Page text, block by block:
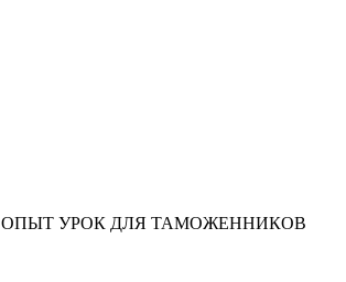
ОПЫТ УРОК ДЛЯ ТАМОЖЕННИКОВ